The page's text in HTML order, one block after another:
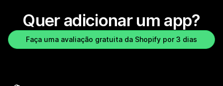
Quer adicionar um app?
Faça uma avaliação gratuita da Shopify por 3 dias